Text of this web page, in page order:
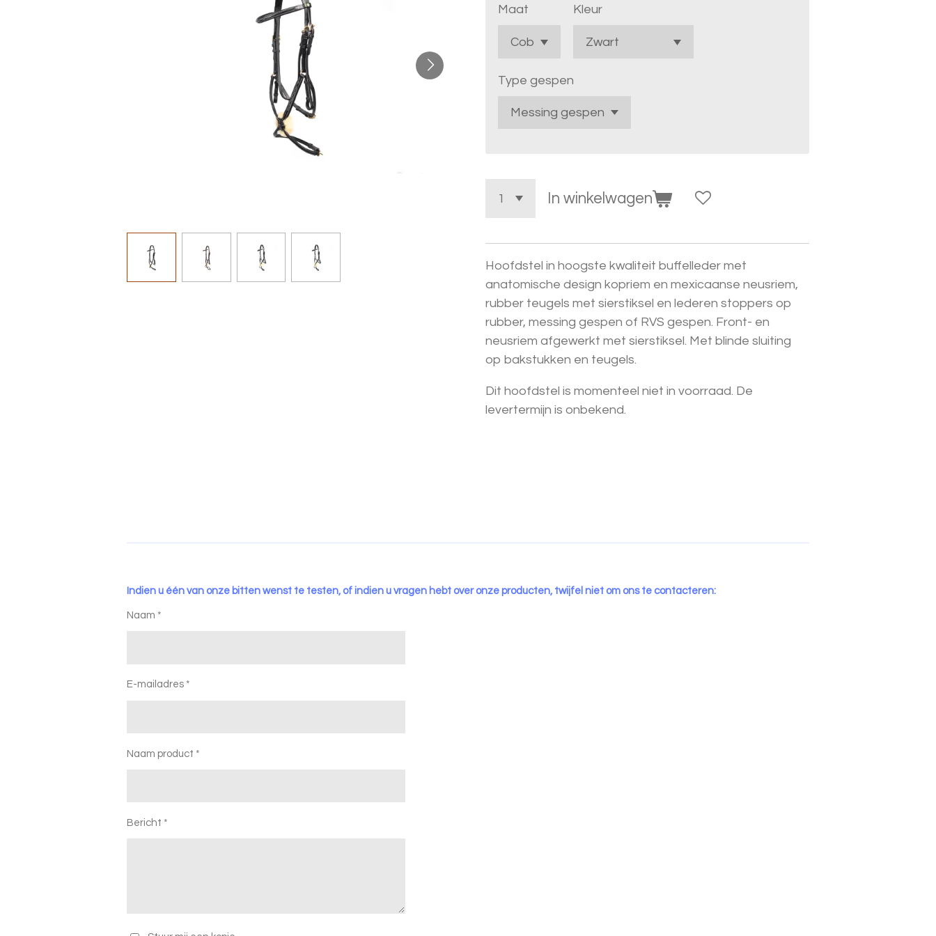
Maat Kleur
Type gespen
In winkelwagen
Hoofdstel in hoogste kwaliteit buffelleder met
anatomische design kopriem en mexicaanse neusriem,
rubber teugels met sierstiksel en lederen stoppers op
rubber, messing gespen of RVS gespen. Front- en
neusriem afgewerkt met sierstiksel. Met blinde sluiting
op bakstukken en teugels.
Dit hoofdstel is momenteel niet in voorraad. De
levertermijn is onbekend.
Indien u één van onze bitten wenst te testen, of indien u vragen hebt over onze producten, twijfel niet om ons te contacteren:
Naam *
E-mailadres *
Naam product *
Bericht *